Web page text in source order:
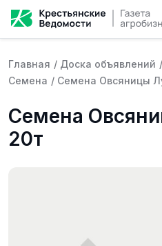
Главная / Доска объявлений /
Семена / Семена Овсяницы
Семена
20т